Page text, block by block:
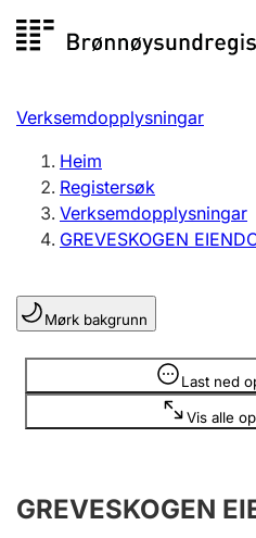
til
Registersøk
Aksjeselskap
Enkeltpersonføretak
Registrere, endre, slette
Lag og foreining
Registrere, endre, slette
Årsrekneskap
Verksemdopplysningar
Heim
Registersøk
Verksemdopplysningar
GREVESKOGEN
Mørk bakgrunn
Last ned
Vis alle
Opplysninger er skjult
GREVESKOGEN